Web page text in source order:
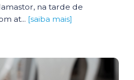
na tarde de
at... [saiba mais]